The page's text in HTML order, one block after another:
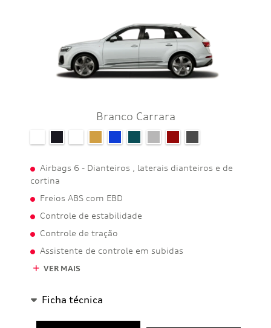
Branco Carrara
Airbags 6 - Dianteiros , laterais dianteiros e de
cortina
Freios ABS com EBD
Controle de estabilidade
Controle de tração
Assistente de controle em subidas
VER MAIS
Ficha técnica